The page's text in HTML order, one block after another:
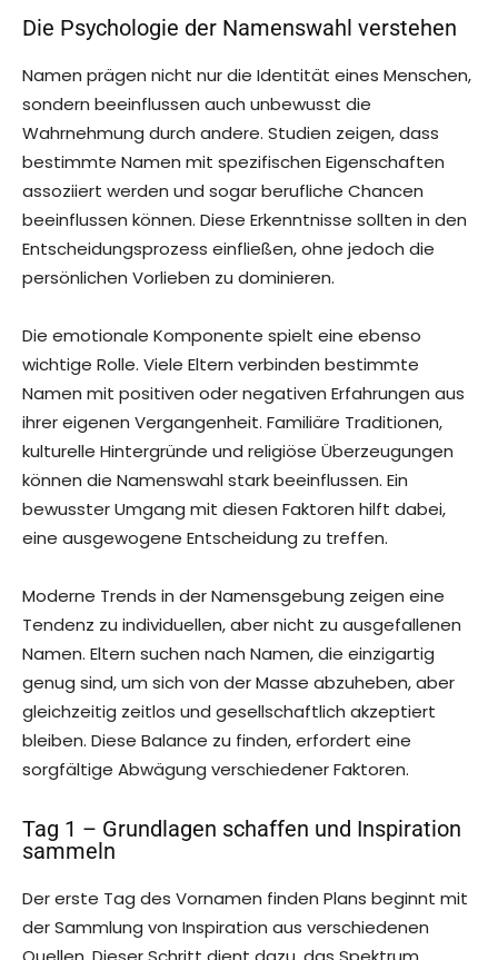
Die Psychologie der Namenswahl verstehen
Namen prägen nicht nur die Identität eines Menschen,
sondern beeinflussen auch unbewusst die
Wahrnehmung durch andere. Studien zeigen, dass
bestimmte Namen mit spezifischen Eigenschaften
assoziiert werden und sogar berufliche Chancen
beeinflussen können. Diese Erkenntnisse sollten in den
Entscheidungsprozess einfließen, ohne jedoch die
persönlichen Vorlieben zu dominieren.
Die emotionale Komponente spielt eine ebenso
wichtige Rolle. Viele Eltern verbinden bestimmte
Namen mit positiven oder negativen Erfahrungen aus
ihrer eigenen Vergangenheit. Familiäre Traditionen,
kulturelle Hintergründe und religiöse Überzeugungen
können die Namenswahl stark beeinflussen. Ein
bewusster Umgang mit diesen Faktoren hilft dabei,
eine ausgewogene Entscheidung zu treffen.
Moderne Trends in der Namensgebung zeigen eine
Tendenz zu individuellen, aber nicht zu ausgefallenen
Namen. Eltern suchen nach Namen, die einzigartig
genug sind, um sich von der Masse abzuheben, aber
gleichzeitig zeitlos und gesellschaftlich akzeptiert
bleiben. Diese Balance zu finden, erfordert eine
sorgfältige Abwägung verschiedener Faktoren.
Tag 1 – Grundlagen schaffen und Inspiration
sammeln
Der erste Tag des Vornamen finden Plans beginnt mit
der Sammlung von Inspiration aus verschiedenen